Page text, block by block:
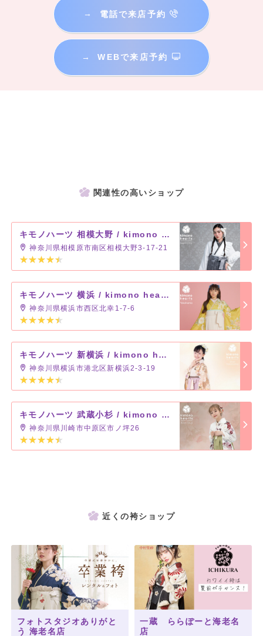
お客様のご要望に応じ、着付けにヘアセットまでついた当日安心の
素敵な思い出を写真に残したい方へ、
キモノハーツのオススメ袴コーデ
楽しかった日々のラストを飾る旅立ちの日だからこそ、オシャレに卒業式♪
大人気のキモノハーツオリジナル
の二尺袖に、深い赤色の袴を合わせました。
ポイントは、紐のリバーシブルカラー。
→ 電話で来店予約
→ WEBで来店予約
関連性の高いショップ
キモノハーツ 相模大野 / kimono hearts Sagamiono
神奈川県相模原市南区相模大野3-17-21
キモノハーツ 横浜 / kimono hearts Yokohama
神奈川県横浜市西区北幸1-7-6
キモノハーツ 新横浜 / kimono hearts Shinyokohama
神奈川県横浜市港北区新横浜2-3-19
キモノハーツ 武蔵小杉 / kimono hearts Musashikosugi
神奈川県川崎市中原区市ノ坪26
近くの袴ショップ
フォトスタジオありがと
う 海老名店
一蔵 ららぽーと海老名
店